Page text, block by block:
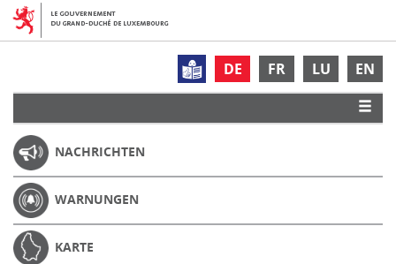
DE FR LU EN
NACHRICHTEN
WARNUNGEN
KARTE